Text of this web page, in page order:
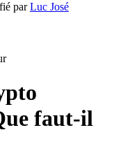
parLuc José
faut-il